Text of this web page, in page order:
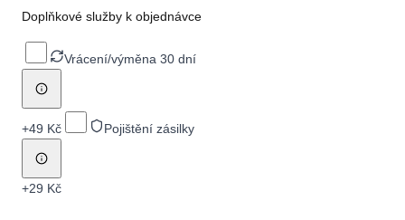
Doplňkové služby k objednávce
Vrácení/výměna 30 dní
+49 Kč Pojištění zásilky
+29 Kč